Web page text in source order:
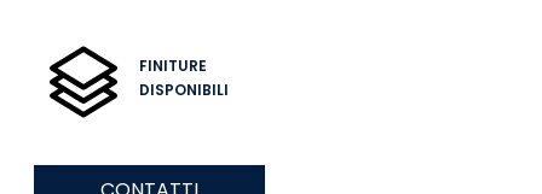
FINITURE
DISPONIBILI